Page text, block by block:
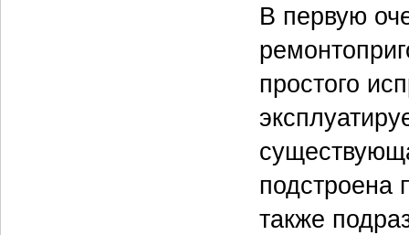
В первую
простого
подстроена
также